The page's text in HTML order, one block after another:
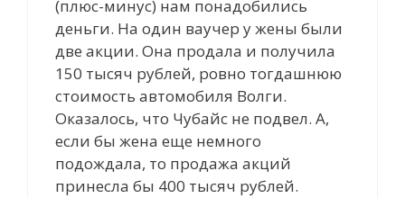
(плюс-минус) нам понадобились
деньги. На один ваучер у жены были
две акции. Она продала и получила
150 тысяч рублей, ровно тогдашнюю
стоимость автомобиля Волги.
Оказалось, что Чубайс не подвел. А,
если бы жена еще немного
подождала, то продажа акций
принесла бы 400 тысяч рублей.